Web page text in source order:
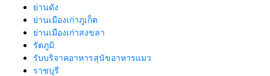
ย่านดัง
ย่านเมืองเก่าภูเก็ต
ย่านเมืองเก่าสงขลา
รัตภูมิ
รับบริจาคอาหารสุนัขอาหารแมว
ราชบุรี